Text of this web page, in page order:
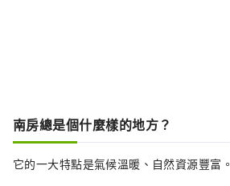
南房總是個什麼樣的地方？
它的一大特點是氣候溫暖、自然資源豐富。